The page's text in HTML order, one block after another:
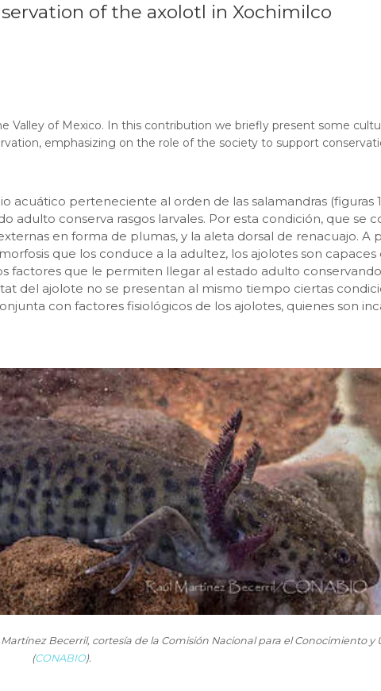
of the axolotl in Xochimilco
Valley of Mexico. In this contribution we briefly present some
emphasizing on the role of the society to support
acuático perteneciente al orden de las salamandras (figuras
adulto conserva rasgos larvales. Por esta condición, que se
en forma de plumas, y la aleta dorsal de renacuajo. A
que los conduce a la adultez, los ajolotes son
factores que le permiten llegar al estado adulto
del ajolote no se presentan al mismo tiempo ciertas
con factores fisiológicos de los ajolotes, quienes son
Becerril, cortesía de la Comisión Nacional para el Conocimiento y
(CONABIO).